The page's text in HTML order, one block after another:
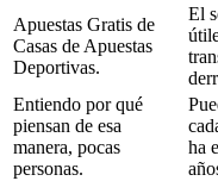
Apuestas Gratis de
Casas de Apuestas
Deportivas.
El
Entiendo por qué
piensan de esa
manera, pocas
personas.
ha